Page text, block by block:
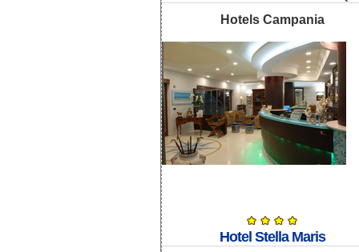
Hotels Campania
Hotel Stella Maris